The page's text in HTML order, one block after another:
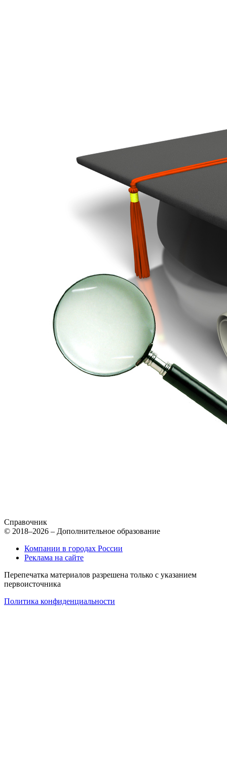
Справочник
© 2018–2026 – Дополнительное образование
Компании в городах России
Реклама на сайте
Перепечатка материалов разрешена только с указанием
первоисточника
Политика конфиденциальности